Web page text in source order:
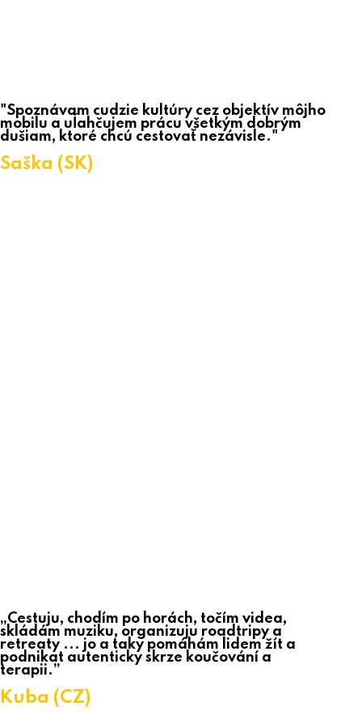
„Cestuju, chodím po horách, točím videa,
skládám muziku, organizuju roadtripy a
retreaty ... jo a taky pomáhám lidem žít a
podnikat autenticky skrze koučování a
terapii.”
Kuba (CZ)
"Spoznávam cudzie kultúry cez objektív môjho
mobilu a uľahčujem prácu všetkým dobrým
dušiam, ktoré chcú cestovať nezávisle."
Saška (SK)